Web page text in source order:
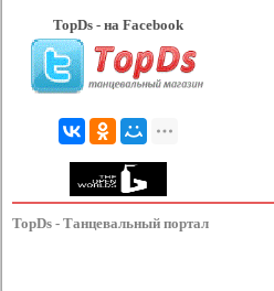
TopDs - на Facebook
TopDs - Танцевальный портал